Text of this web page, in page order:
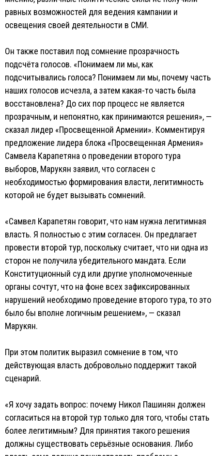
равных возможностей для ведения кампании и
освещения своей деятельности в СМИ.
Он также поставил под сомнение прозрачность
подсчёта голосов. «Понимаем ли мы, как
подсчитывались голоса? Понимаем ли мы, почему часть
наших голосов исчезла, а затем какая-то часть была
восстановлена? До сих пор процесс не является
прозрачным, и непонятно, как принимаются решения», —
сказал лидер «Просвещенной Армении». Комментируя
предложение лидера блока «Просвещенная Армения»
Самвела Карапетяна о проведении второго тура
выборов, Марукян заявил, что согласен с
необходимостью формирования власти, легитимность
которой не будет вызывать сомнений.
«Самвел Карапетян говорит, что нам нужна легитимная
власть. Я полностью с этим согласен. Он предлагает
провести второй тур, поскольку считает, что ни одна из
сторон не получила убедительного мандата. Если
Конституционный суд или другие уполномоченные
органы сочтут, что на фоне всех зафиксированных
нарушений необходимо проведение второго тура, то это
было бы вполне логичным решением», — сказал
Марукян.
При этом политик выразил сомнение в том, что
действующая власть добровольно поддержит такой
сценарий.
«Я хочу задать вопрос: почему Никол Пашинян должен
согласиться на второй тур только для того, чтобы стать
более легитимным? Для принятия такого решения
должны существовать серьёзные основания. Либо